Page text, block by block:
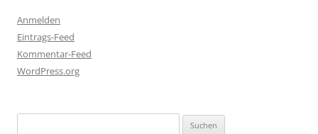
Anmelden
Eintrags-Feed
Kommentar-Feed
WordPress.org